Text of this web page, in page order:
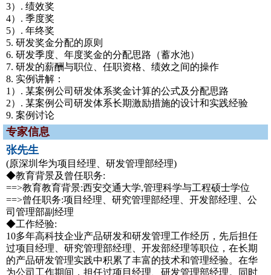
3）. 绩效奖
4）. 季度奖
5）. 年终奖
5. 研发奖金分配的原则
6. 研发季度、年度奖金的分配思路（蓄水池）
7. 研发的薪酬与职位、任职资格、绩效之间的操作
8. 实例讲解：
1）. 某案例公司研发体系奖金计算的公式及分配思路
2）. 某案例公司研发体系长期激励措施的设计和实践经验
9. 案例讨论
专家信息
张先生
(原深圳华为项目经理、研发管理部经理)
◆教育背景及曾任职务:
==>教育教育背景:西安交通大学,管理科学与工程硕士学位
==>曾任职务:项目经理、研究管理部经理、开发部经理、公
司管理部副经理
◆工作经验:
10多年高科技企业产品研发和研发管理工作经历，先后担任
过项目经理、研究管理部经理、开发部经理等职位，在长期
的产品研发管理实践中积累了丰富的技术和管理经验。在华
为公司工作期间，担任过项目经理、研发管理部经理。同时